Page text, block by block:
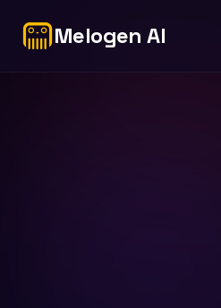
Melogen AI